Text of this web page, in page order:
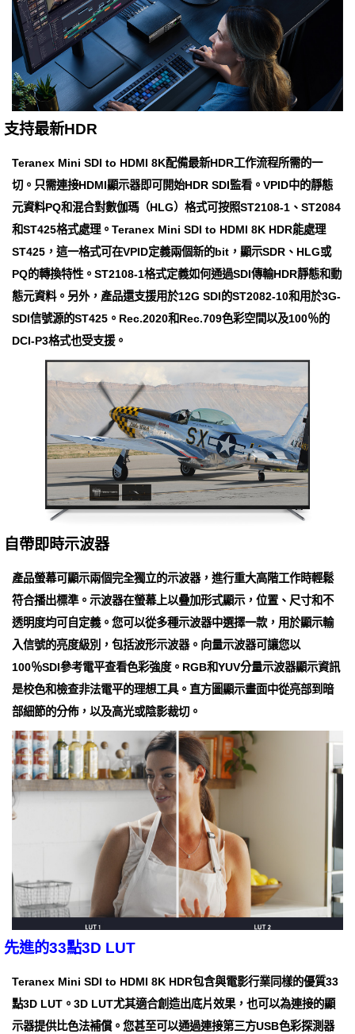
支持最新HDR
Teranex Mini SDI to HDMI 8K配備最新HDR工作流程所需的一
切。只需連接HDMI顯示器即可開始HDR SDI監看。VPID中的靜態
元資料PQ和混合對數伽瑪（HLG）格式可按照ST2108-1、ST2084
和ST425格式處理。Teranex Mini SDI to HDMI 8K HDR能處理
ST425，這一格式可在VPID定義兩個新的bit，顯示SDR、HLG或
PQ的轉換特性。ST2108-1格式定義如何通過SDI傳輸HDR靜態和動
態元資料。另外，產品還支援用於12G SDI的ST2082-10和用於3G-
SDI信號源的ST425。Rec.2020和Rec.709色彩空間以及100％的
DCI-P3格式也受支援。
自帶即時示波器
產品螢幕可顯示兩個完全獨立的示波器，進行重大高階工作時輕鬆
符合播出標準。示波器在螢幕上以疊加形式顯示，位置、尺寸和不
透明度均可自定義。您可以從多種示波器中選擇一款，用於顯示輸
入信號的亮度級別，包括波形示波器。向量示波器可讓您以
100％SDI參考電平查看色彩強度。RGB和YUV分量示波器顯示資訊
是校色和檢查非法電平的理想工具。直方圖顯示畫面中從亮部到暗
部細節的分佈，以及高光或陰影裁切。
先進的33點3D LUT
Teranex Mini SDI to HDMI 8K HDR包含與電影行業同樣的優質33
點3D LUT。3D LUT尤其適合創造出底片效果，也可以為連接的顯
示器提供比色法補償。您甚至可以通過連接第三方USB色彩探測器